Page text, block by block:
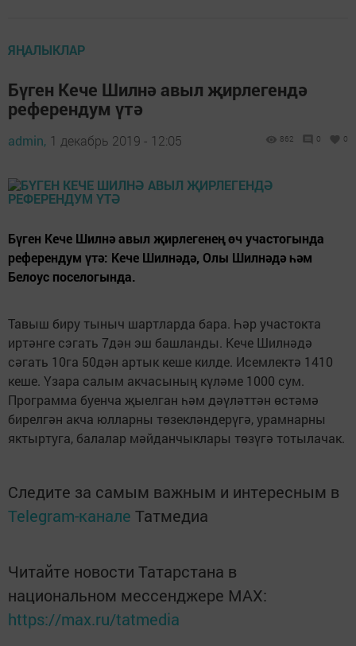
ЯҢАЛЫКЛАР
Бүген Кече Шилнә авыл җирлегендә
референдум үтә
admin, 1 декабрь 2019 - 12:05 862 0 0
Бүген Кече Шилнә авыл җирлегенең өч участогында
референдум үтә: Кече Шилнәдә, Олы Шилнәдә һәм
Белоус поселогында.
Тавыш биру тыныч шартларда бара. Һәр участокта
иртәнге сэгать 7дән эш башланды. Кече Шилнәдә
сәгать 10га 50дән артык кеше килде. Исемлектә 1410
кеше. Үзара салым акчасының күләме 1000 сум.
Программа буенча җыелган һәм дәүләттән өстәмә
бирелгән акча юлларны төзекләндерүгә, урамнарны
яктыртуга, балалар мәйданчыклары төзүгә тотылачак.
Следите за самым важным и интересным в
Telegram-канале Татмедиа
Читайте новости Татарстана в
национальном мессенджере MАХ:
https://max.ru/tatmedia